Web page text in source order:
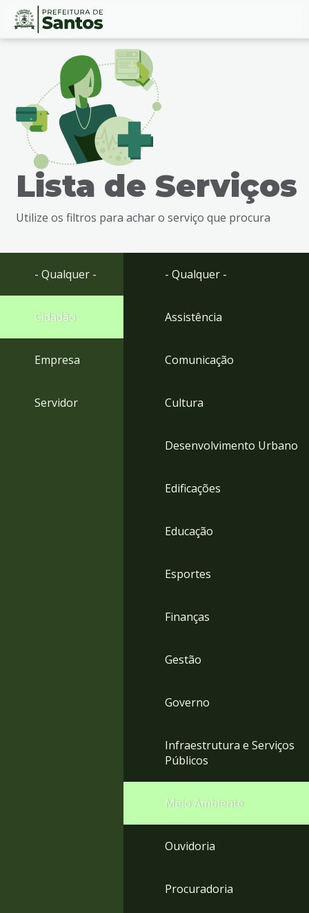
Ir
busca
Ir
rodapé
Conteúdo
Lista de Serviços
Utilize os filtros para achar o serviço que procura
- Qualquer -
Cidadão
Empresa
Servidor
- Qualquer -
Assistência
Comunicação
Cultura
Desenvolvimento Urbano
Edificações
Educação
Esportes
Finanças
Gestão
Governo
Infraestrutura e Serviços
Públicos
Meio Ambiente
Ouvidoria
Procuradoria